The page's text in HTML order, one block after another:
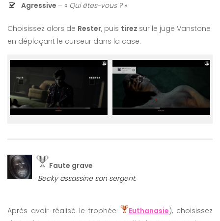
Agressive – « Qui êtes-vous ?»
Choisissez alors de Rester, puis tirez sur le juge Vanstone
en déplaçant le curseur dans la case.
Faute grave
Becky assassine son sergent.
Après avoir réalisé le trophée Euthanasie), choisissez